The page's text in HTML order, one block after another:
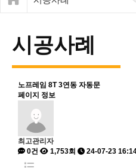
시공사례
노프레임 8T 3연동 자동문
페이지 정보
최고관리자
0건
1,753회 24-07-23